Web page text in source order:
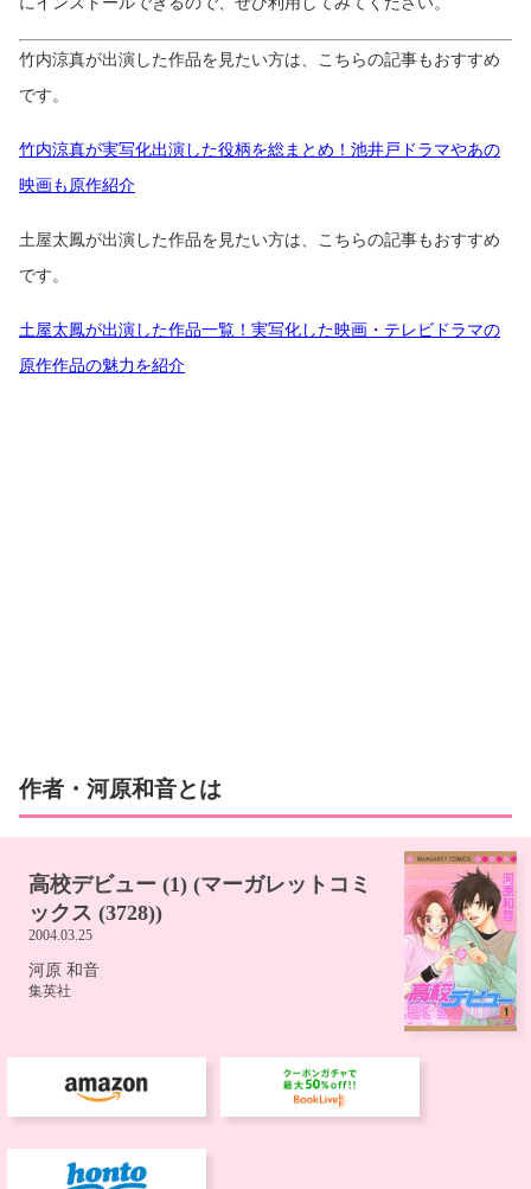
竹内涼真が出演した作品を見たい方は、こちらの記事もおすすめ
です。
竹内涼真が実写化出演した役柄を総まとめ！池井戸ドラマやあの
映画も原作紹介
土屋太鳳が出演した作品を見たい方は、こちらの記事もおすすめ
です。
土屋太鳳が出演した作品一覧！実写化した映画・テレビドラマの
原作作品の魅力を紹介
作者・河原和音とは